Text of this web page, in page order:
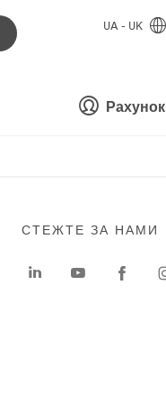
Рахунок
UA - UK
СТЕЖТЕ ЗА НАМИ